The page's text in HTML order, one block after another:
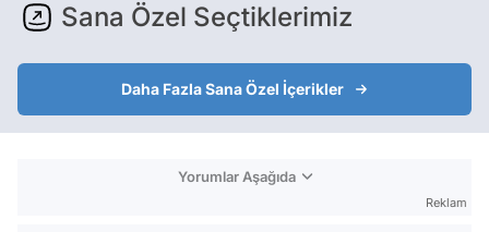
Sana Özel Seçtiklerimiz
Daha Fazla Sana Özel İçerikler
Yorumlar Aşağıda
Reklam